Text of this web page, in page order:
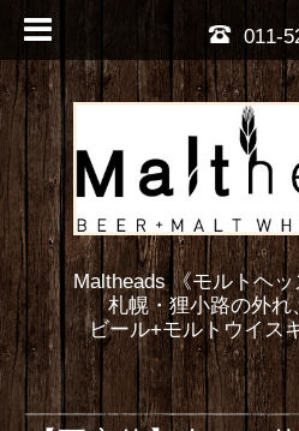
011-
Maltheads 《モルトヘ
札幌・狸小路の外れ
ビール+モルトウイス